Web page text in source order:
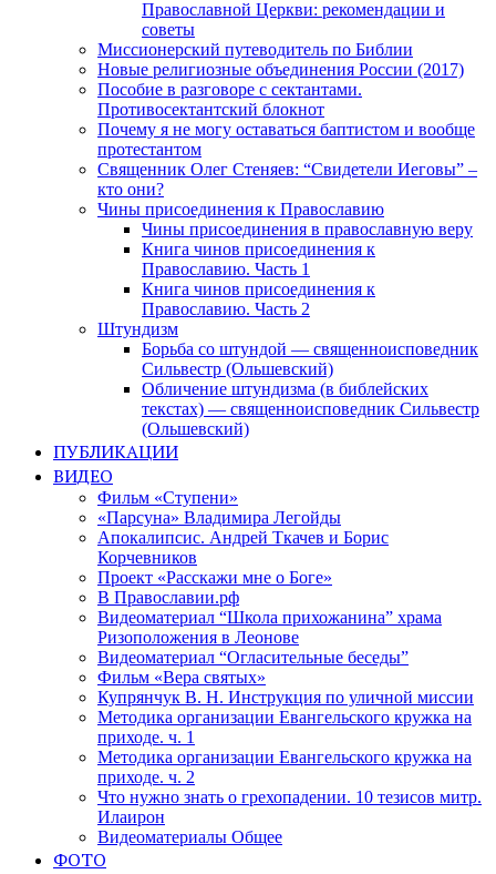
Православной Церкви: рекомендации и
советы
Миссионерский путеводитель по Библии
Новые религиозные объединения России (2017)
Пособие в разговоре с сектантами.
Противосектантский блокнот
Почему я не могу оставаться баптистом и вообще
протестантом
Священник Олег Стеняев: “Свидетели Иеговы” –
кто они?
Чины присоединения к Православию
Чины присоединения в православную веру
Книга чинов присоединения к
Православию. Часть 1
Книга чинов присоединения к
Православию. Часть 2
Штундизм
Борьба со штундой — священноисповедник
Сильвестр (Ольшевский)
Обличение штундизма (в библейских
текстах) — священноисповедник Сильвестр
(Ольшевский)
ПУБЛИКАЦИИ
ВИДЕО
Фильм «Ступени»
«Парсуна» Владимира Легойды
Апокалипсис. Андрей Ткачев и Борис
Корчевников
Проект «Расскажи мне о Боге»
В Православии.рф
Видеоматериал “Школа прихожанина” храма
Ризоположения в Леонове
Видеоматериал “Огласительные беседы”
Фильм «Вера святых»
Купрянчук В. Н. Инструкция по уличной миссии
Методика организации Евангельского кружка на
приходе. ч. 1
Методика организации Евангельского кружка на
приходе. ч. 2
Что нужно знать о грехопадении. 10 тезисов митр.
Илаирон
Видеоматериалы Общее
ФОТО